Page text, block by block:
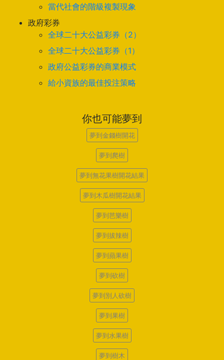
當代社會的階級複製現象
政府彩券
全球二十大公益彩券（2）
全球二十大公益彩券（1）
政府公益彩券的商業模式
給小資族的最佳投注策略
你也可能夢到
夢到金錢樹開花
夢到爬樹
夢到無花果樹開花結果
夢到木瓜樹開花結果
夢到芭樂樹
夢到拔辣樹
夢到蘋果樹
夢到砍樹
夢到別人砍樹
夢到果樹
夢到水果樹
夢到樹木